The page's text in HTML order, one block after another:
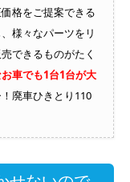
格をご提案できる
様々なパーツをリ
できるものがたく
車でも1台1台が大
廃車ひきとり110